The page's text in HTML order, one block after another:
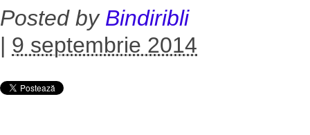
Posted by Bindiribli
| 9 septembrie 2014